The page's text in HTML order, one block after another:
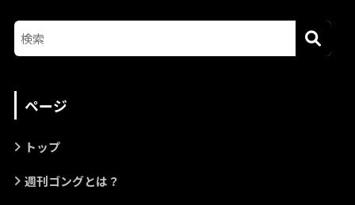
ページ
トップ
週刊ゴングとは？